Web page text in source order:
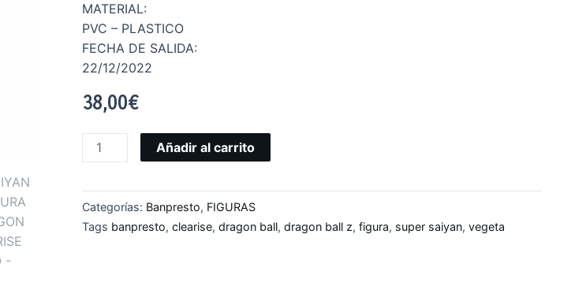
MATERIAL:
PVC – PLASTICO
FECHA DE SALIDA:
22/12/2022
38,00€
Añadir al carrito
Categorías: Banpresto, FIGURAS
Tags banpresto, clearise, dragon ball, dragon ball z, figura, super saiyan, vegeta